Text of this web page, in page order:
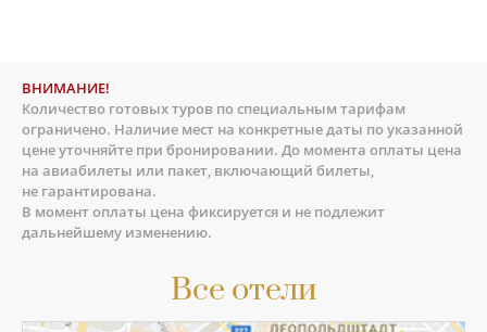
Все отели
ВНИМАНИЕ!
Количество готовых туров по специальным тарифам
ограничено. Наличие мест на конкретные даты по указанной
цене уточняйте при бронировании. До момента оплаты цена
на авиабилеты или пакет, включающий билеты,
не гарантирована.
В момент оплаты цена фиксируется и не подлежит
дальнейшему изменению.